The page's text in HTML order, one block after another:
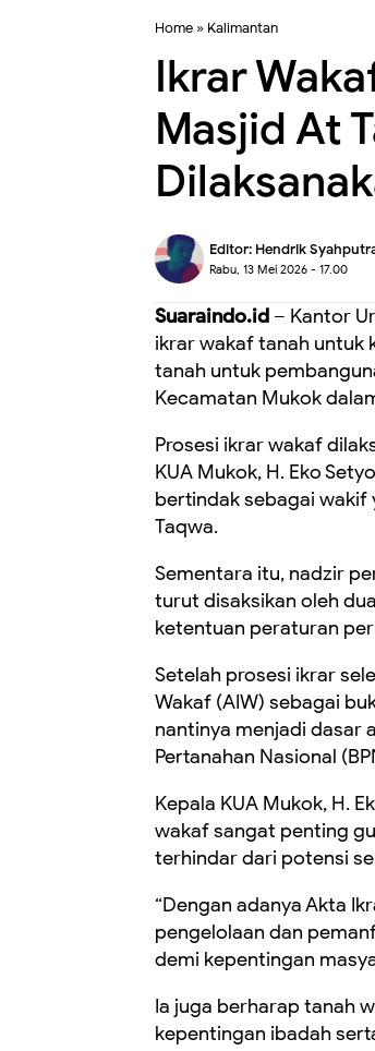
Home » Kalimantan
Ikrar
Masjid At
Editor: Hendrik
Rabu, 13 Mei 2026 - 17.00
Suaraindo.id – Kantor
ikrar wakaf tanah untuk
tanah untuk
Kecamatan Mukok
Prosesi ikrar wakaf
KUA Mukok, H. Eko
bertindak sebagai wakif
Taqwa.
Sementara itu, nadzir
turut disaksikan oleh
ketentuan peraturan
Setelah prosesi ikrar
Wakaf (AIW) sebagai
nantinya menjadi dasar
Pertanahan Nasional
Kepala KUA Mukok, H.
wakaf sangat penting
terhindar dari potensi
“Dengan adanya Akta
pengelolaan dan
demi kepentingan
Ia juga berharap tanah
kepentingan ibadah